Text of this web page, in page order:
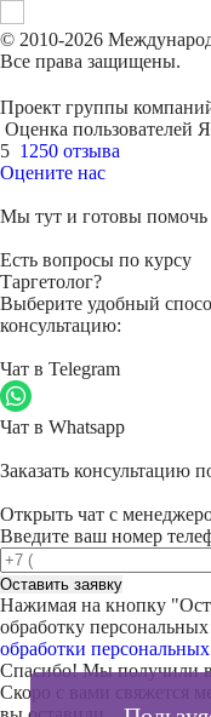
© 2010-2026
Все права защищены.
Проект группы
Оценка пользователей
5 1250 отзыва
Оцените нас
Мы тут и готовы помочь
Есть вопросы по курсу
Таргетолог?
Выберите удобный
консультацию:
Чат в Telegram
Чат в Whatsapp
Заказать консультацию
Открыть чат с
Введите ваш номер
Оставить заявку
Нажимая на кнопку "
обработку
обработки
Спасибо! Мы получили
Скоро с вами свяжется